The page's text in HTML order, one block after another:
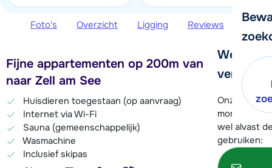
We
verder!
Onze
moment
wel alvast
gebruiken:
Foto's Overzicht Ligging Reviews
Fijne appartementen op 200m van de skibus
naar Zell am See
Huisdieren toegestaan (op aanvraag)
Internet via Wi-Fi
Sauna (gemeenschappelijk)
Wasmachine
Inclusief skipas